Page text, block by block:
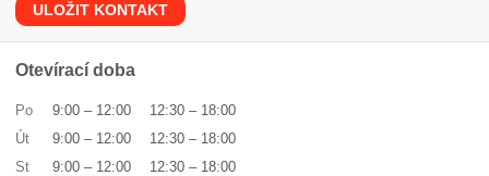
ULOŽIT KONTAKT
Otevírací doba
Po 9:00 – 12:00 12:30 – 18:00
Út
9:00 – 12:00 12:30 – 18:00
St
9:00 – 12:00 12:30 – 18:00